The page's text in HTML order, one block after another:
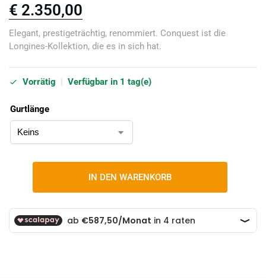
€ 2.350,00
Elegant, prestigeträchtig, renommiert. Conquest ist die
Longines-Kollektion, die es in sich hat.
Vorrätig Verfügbar in 1 tag(e)
Gurtlänge
IN DEN WARENKORB